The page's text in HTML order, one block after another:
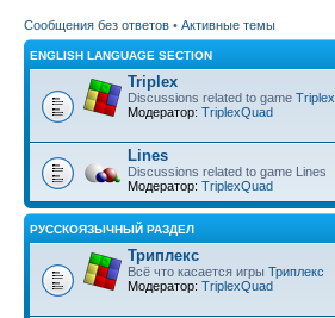
Сообщения без ответов • Активные темы
ENGLISH LANGUAGE SECTION
Triplex
Discussions related to game Triplex
Модератор: TriplexQuad
Lines
Discussions related to game Lines
Модератор: TriplexQuad
РУССКОЯЗЫЧНЫЙ РАЗДЕЛ
Триплекс
Всё что касается игры Триплекс
Модератор: TriplexQuad